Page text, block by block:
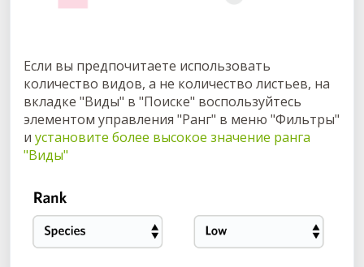
Если вы предпочитаете использовать
количество видов, а не количество листьев, на
вкладке "Виды" в "Поиске" воспользуйтесь
элементом управления "Ранг" в меню "Фильтры"
и установите более высокое значение ранга
"Виды"